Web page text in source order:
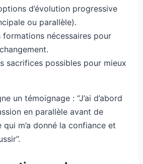
d’évolution progressive
ou parallèle).
formations nécessaires pour
sacrifices possibles pour mieux
un témoignage : “J’ai d’abord
en parallèle avant de
m’a donné la confiance et